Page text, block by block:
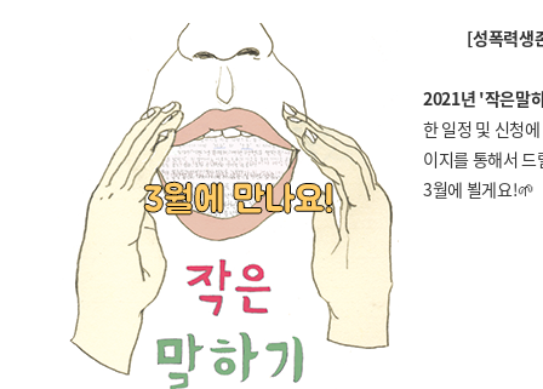
[성폭력생
2021년 '작은말
한 일정 및 신청
이지를 통해서
3월에 뵐게요!🌱